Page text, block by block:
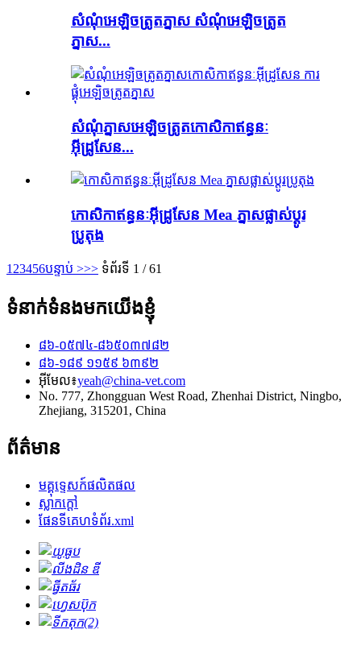
សំណុំអេឡិចត្រូតភ្នាស សំណុំអេឡិចត្រូត
ភ្នាស...
សំណុំ​ភ្នាស​អេឡិចត្រូត​កោសិកា​ឥន្ធនៈ​
អ៊ីដ្រូសែន...
កោសិកាឥន្ធនៈអ៊ីដ្រូសែន Mea ភ្នាសផ្លាស់ប្តូរ
ប្រូតុង
1 23456បន្ទាប់ >>> ទំព័រទី 1 / 61
ទំនាក់ទំនងមកយើងខ្ញុំ
៨៦-០៥៧៤-៨៦៥០៣៧៨២
៨៦-១៨៩ ១១៥៩ ៦៣៩២
អ៊ីមែល៖yeah@china-vet.com
No. 777, Zhongguan West Road, Zhenhai District, Ningbo,
Zhejiang, 315201, China
ព័ត៌មាន
មគ្គុទ្ទេសក៍ផលិតផល
ស្លាក​ក្តៅ
ផែនទីគេហទំព័រ.xml